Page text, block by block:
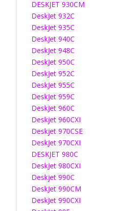
DESKJET 930CM
DeskJet 932C
DeskJet 935C
DeskJet 940C
DeskJet 948C
DeskJet 950C
DeskJet 952C
DeskJet 955C
DeskJet 959C
DeskJet 960C
Deskjet 960CXI
Deskjet 970CSE
DeskJet 970CXI
DESKJET 980C
DeskJet 980CXI
Deskjet 990C
DeskJet 990CM
DeskJet 990CXI